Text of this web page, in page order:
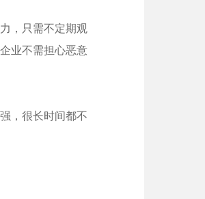
，只需不定期观
业不需担心恶意
，很长时间都不